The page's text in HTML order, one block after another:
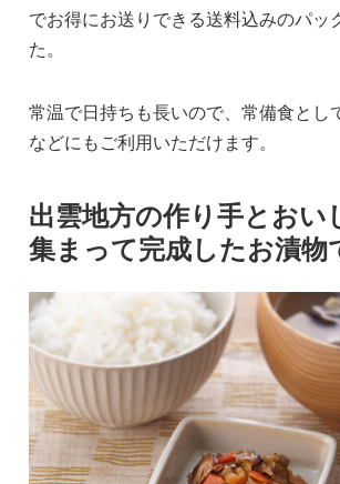
でお得にお送りできる送料込みのパッ
た。
常温で日持ちも長いので、常備食とし
などにもご利用いただけます。
出雲地方の作り手とおい
集まって完成したお漬物